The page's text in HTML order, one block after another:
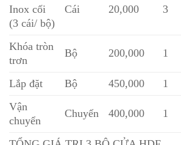
Inox cối
(3 cái/ bộ)
Cái 20,000 3
Khóa tròn
trơn
Bộ 200,000 1
Lắp đặt Bộ 450,000 1
Vận
chuyển
Chuyến 400,000 1